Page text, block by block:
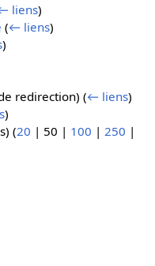
liens)
(← liens)
)
redirection)(← liens)
)
) (20 | 50 | 100 | 250 |